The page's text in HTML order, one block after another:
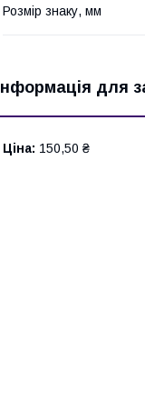
Розмір знаку, мм
Інформація для
Ціна: 150,50 ₴